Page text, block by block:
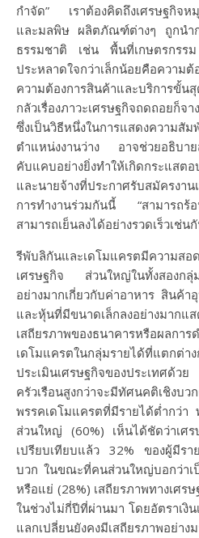
กำจัด” เราต้องคิดถึงเศรษฐกิจห
และมลพิษ ผลิตภัณฑ์ต่างๆ ถูกนำ
ธรรมชาติ เช่น พื้นที่เกษตรกรร
ประหลาดใจกว่าเล็กน้อยคือความ
ความต้องการสินค้าและบริการขั้น
กลัวเรื่องภาวะเศรษฐกิจถดถอยก็จ
ซึ่งเป็นวิธีหนึ่งในการแสดงความสัม
ตำแหน่งงานว่าง อาจช่วยอธิบา
คับแคบอย่างยิ่งทำให้เกิดกระแสต
และนายจ้างที่ประกาศรับสมัครงา
การทำงานร่วมกันนี้ “สามารถ
สามารถเย็นลงได้อย่างรวดเร็วเช่น
รีพับลิกันและเดโมแครตมีความสอ
เศรษฐกิจ ส่วนใหญ่ในทั้งสองกลุ่ม
อย่างมากเกี่ยวกับค่าอาหาร สินค้
และหุ้นที่มีขนาดเล็กลงอย่างมากแส
เสถียรภาพของธนาคารหรือผลกา
เดโมแครตในกลุ่มรายได้ที่แตกต่า
ประเมินเศรษฐกิจของประเทศด้
ครัวเรือนสูงกว่าจะมีทัศนคติเชิงบว
พรรคเดโมแครตที่มีรายได้ต่ำกว่า
ส่วนใหญ่ (60%) เห็นได้ชัดว่าเศ
เปรียบเทียบแล้ว 32% ของผู้มีรา
บวก ในขณะที่คนส่วนใหญ่บอกว่าเ
หรือแย่ (28%) เสถียรภาพทางเศร
ในช่วงไม่กี่ปีที่ผ่านมา โดยอัตราเงิ
แลกเปลี่ยนยังคงมีเสถียรภาพอย่าง